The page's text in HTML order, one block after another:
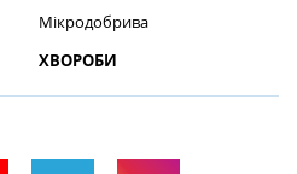
Мікродобрива
ХВОРОБИ